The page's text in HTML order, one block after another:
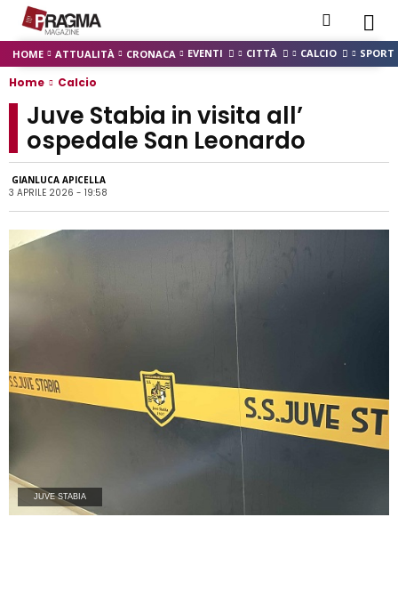
HOME ATTUALITÀ CRONACA EVENTI CITTÀ CALCIO SPORT
Home Calcio
Juve Stabia in visita all’
ospedale San Leonardo
GIANLUCA APICELLA
3 APRILE 2026 - 19:58
JUVE STABIA